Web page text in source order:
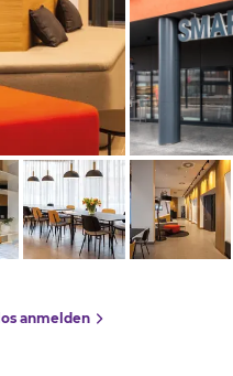
vom
vom
anmelden